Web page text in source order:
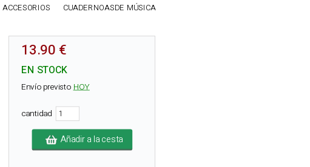
ACCESORIOS CUADERNOASDE MÚSICA
13.90 €
EN STOCK
Envío previstoHOY
cantidad
Añadir a la cesta